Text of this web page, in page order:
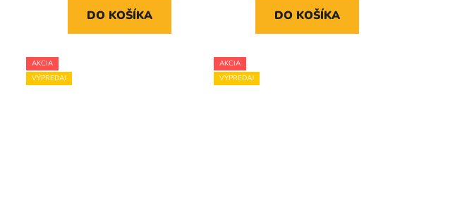
DO KOŠÍKA DO KOŠÍKA
AKCIA
VÝPREDAJ
AKCIA
VÝPREDAJ